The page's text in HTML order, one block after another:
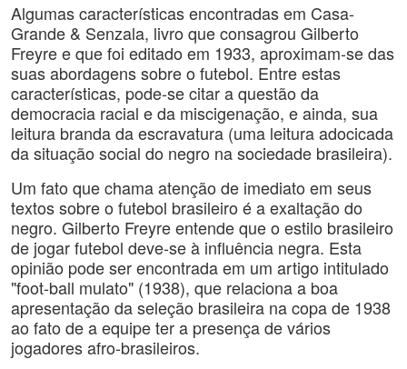
Algumas características encontradas em Casa-
Grande & Senzala, livro que consagrou Gilberto
Freyre e que foi editado em 1933, aproximam-se das
suas abordagens sobre o futebol. Entre estas
características, pode-se citar a questão da
democracia racial e da miscigenação, e ainda, sua
leitura branda da escravatura (uma leitura adocicada
da situação social do negro na sociedade brasileira).
Um fato que chama atenção de imediato em seus
textos sobre o futebol brasileiro é a exaltação do
negro. Gilberto Freyre entende que o estilo brasileiro
de jogar futebol deve-se à influência negra. Esta
opinião pode ser encontrada em um artigo intitulado
"foot-ball mulato" (1938), que relaciona a boa
apresentação da seleção brasileira na copa de 1938
ao fato de a equipe ter a presença de vários
jogadores afro-brasileiros.